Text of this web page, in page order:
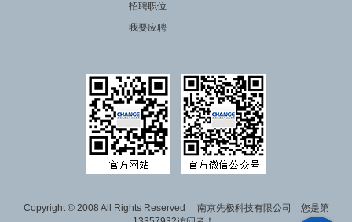
招聘职位
我要应聘
Copyright © 2008 All Rights Reserved 南京先极科技有限公司 您是第